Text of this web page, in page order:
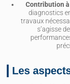
Contribution
diagnostics
travaux
s’agisse
Les